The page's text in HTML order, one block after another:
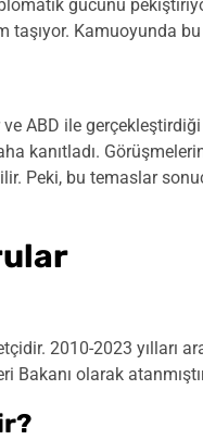
gücünü
taşıyor. Kamuoyunda
ve ABD ile
kanıtladı.
Peki, bu temaslar
2010-2023 yılları
Bakanı olarak